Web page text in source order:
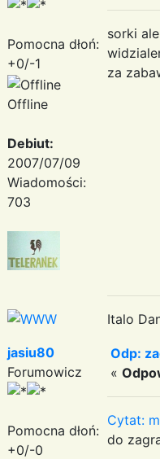
Pomocna dłoń:
+0/-1
Offline
Debiut:
2007/07/09
Wiadomości:
703
sorki
za
Italo
jasiu80
Forumowicz
Pomocna dłoń:
+0/-0
Odp:
«
Cytat:
do